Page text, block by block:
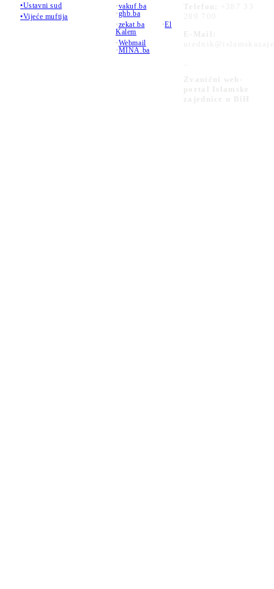
•Ustavni sud
•Vijeće muftija
•vakuf.ba
•ghb.ba
•zekat.ba •El
Kalem
•Webmail
•MINA.ba
Telefon:
+387 33
289 700
E-Mail:
Zvanični web-
portal Islamske
zajednice u BiH